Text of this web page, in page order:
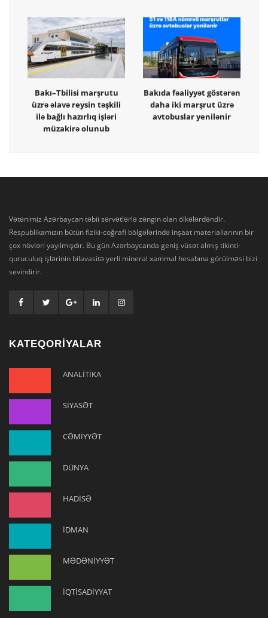
Bakı–Tbilisi marşrutu
üzrə əlavə reysin təşkili
ilə bağlı hazırlıq işləri
müzakirə olunub
Bakıda fəaliyyət göstərən
daha iki marşrut üzrə
avtobuslar yenilənir
Vətənimiz Azərbaycan təbii sərvətlərlə zəngin olan ölkələrdəndir.
Respublikamızın bütün fiziki-coğrafi bölgələrində inşaat materiallarının bir
çox növləri yayılmışdır. Bu gün Azərbaycanda geniş vüsət almış tikinti-
quruculuq işlərinin bilavasitə yerli mineral xammal hesabına görülməsi bizi
sevindirir.
KATEQORİYALAR
ANALİTİKA
SİYASƏT
CƏMİYYƏT
DÜNYA
HADİSƏ
İDMAN
MƏDƏNİYYƏT
İQTİSADİYYAT